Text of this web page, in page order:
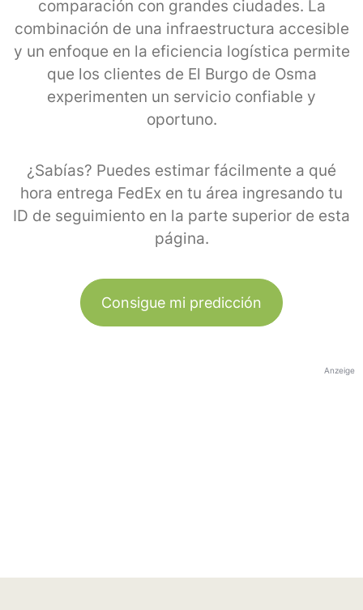
comparación con grandes ciudades. La
combinación de una infraestructura accesible
y un enfoque en la eficiencia logística permite
que los clientes de El Burgo de Osma
experimenten un servicio confiable y
oportuno.
¿Sabías? Puedes estimar fácilmente a qué
hora entrega FedEx en tu área ingresando tu
ID de seguimiento en la parte superior de esta
página.
Consigue mi predicción
Anzeige